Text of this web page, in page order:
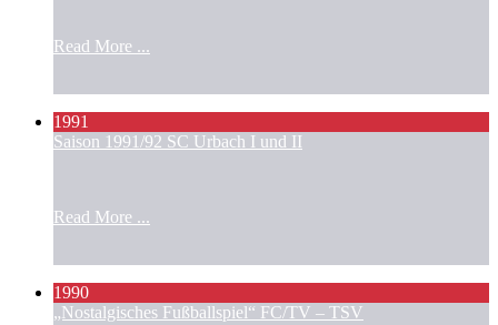
Read More ...
1991
Saison 1991/92 SC Urbach I und II
Read More ...
1990
„Nostalgisches Fußballspiel“ FC/TV – TSV